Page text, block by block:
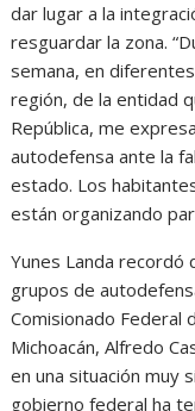
dar lugar a la
resguardar la zona.
semana, en
región, de la entidad
República, me
autodefensa ante la
estado. Los
están organizando
Yunes Landa recordó
grupos de
Comisionado Federal
Michoacán, Alfredo
en una situación muy
gobierno federal ha